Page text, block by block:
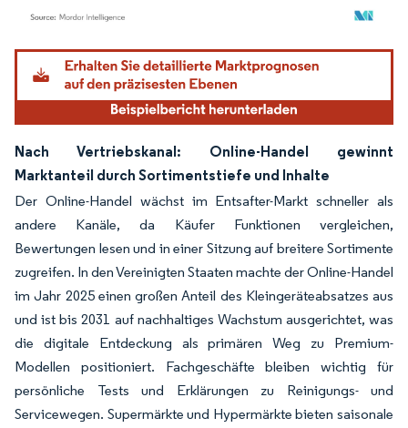
Bild © Mordor Intelligence. Wiederverwendung erfordert Namensnennung gemäß
Nach Vertriebskanal: Online-Handel gewinnt
Marktanteil durch Sortimentstiefe und Inhalte
Der Online-Handel wächst im Entsafter-Markt schneller als
andere Kanäle, da Käufer Funktionen vergleichen,
Bewertungen lesen und in einer Sitzung auf breitere Sortimente
zugreifen. In den Vereinigten Staaten machte der Online-Handel
im Jahr 2025 einen großen Anteil des Kleingeräteabsatzes aus
und ist bis 2031 auf nachhaltiges Wachstum ausgerichtet, was
die digitale Entdeckung als primären Weg zu Premium-
Modellen positioniert. Fachgeschäfte bleiben wichtig für
persönliche Tests und Erklärungen zu Reinigungs- und
Servicewegen. Supermärkte und Hypermärkte bieten saisonale